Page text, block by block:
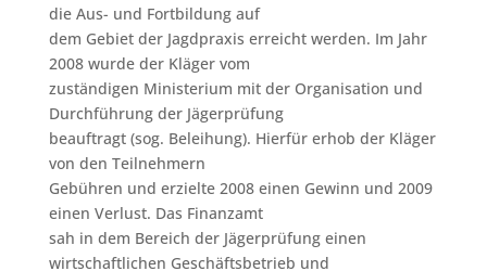
die Aus- und Fortbildung auf
dem Gebiet der Jagdpraxis erreicht werden. Im Jahr
2008 wurde der Kläger vom
zuständigen Ministerium mit der Organisation und
Durchführung der Jägerprüfung
beauftragt (sog. Beleihung). Hierfür erhob der Kläger
von den Teilnehmern
Gebühren und erzielte 2008 einen Gewinn und 2009
einen Verlust. Das Finanzamt
sah in dem Bereich der Jägerprüfung einen
wirtschaftlichen Geschäftsbetrieb und